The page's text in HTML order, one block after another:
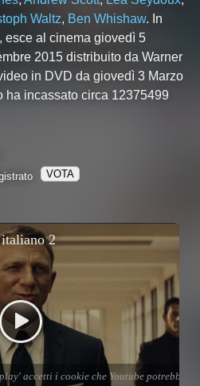
Waltz, Ben Whishaw. In
esce al cinema giovedì 5
2015 distribuito da Warner
in DVD da giovedì 3 Marzo
ha incassato circa 12375499
VOTA